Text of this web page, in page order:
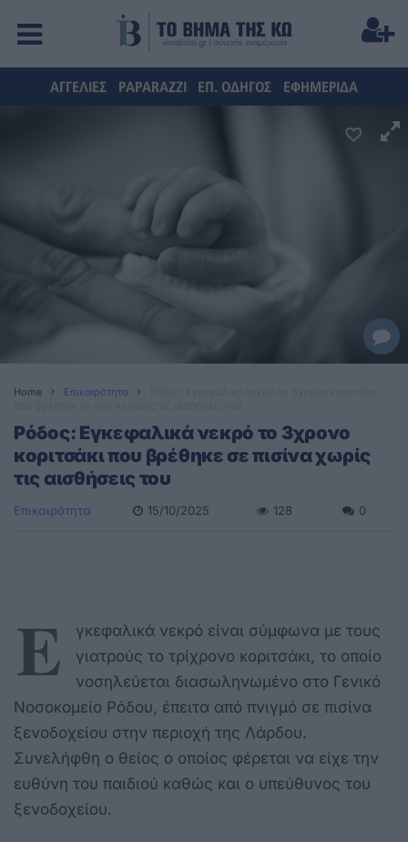
ΑΓΓΕΛΙΕΣ PAPARAZZI ΕΠ. ΟΔΗΓΟΣ ΕΦΗΜΕΡΙΔΑ
Home Επικαιρότητα
Ρόδος: Εγκεφαλικά νεκρό το 3χρονο
κοριτσάκι που βρέθηκε σε πισίνα χωρίς
τις αισθήσεις του
Επικαιρότητα 15/10/2025 128 0
Ε
γκεφαλικά νεκρό είναι σύμφωνα με τους
γιατρούς το τρίχρονο κοριτσάκι, το οποίο
νοσηλεύεται διασωληνωμένο στο Γενικό
Νοσοκομείο Ρόδου, έπειτα από πνιγμό σε πισίνα
ξενοδοχείου στην περιοχή της Λάρδου.
Συνελήφθη ο θείος ο οποίος φέρεται να είχε την
ευθύνη του παιδιού καθώς και ο υπεύθυνος του
ξενοδοχείου.